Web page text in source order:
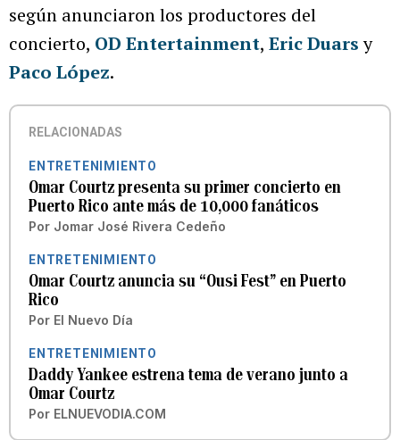
según anunciaron los productores del
concierto, OD Entertainment, Eric Duarsy
Paco López.
RELACIONADAS
ENTRETENIMIENTO
Omar Courtz presenta su primer concierto en
Puerto Rico ante más de 10,000 fanáticos
Por Jomar José Rivera Cedeño
ENTRETENIMIENTO
Omar Courtz anuncia su “Ousi Fest” en Puerto
Rico
Por El Nuevo Día
ENTRETENIMIENTO
Daddy Yankee estrena tema de verano junto a
Omar Courtz
Por ELNUEVODIA.COM